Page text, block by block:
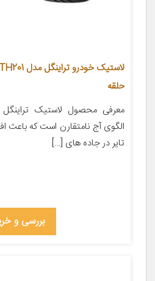
حلقه
الگوی آج نامتقارن است که
تایر در جاده های […]
بررسی و